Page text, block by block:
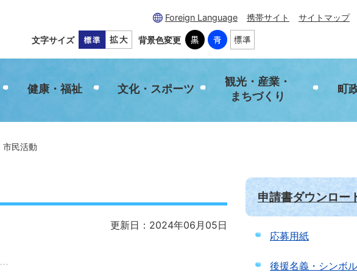
Foreign Language 携帯サイト サイトマップ
文字サイズ 背景色変更
健康・福祉 文化・スポーツ
観光・産業・
まちづくり
町
市民活動
更新日：2024年06月05日
申請書ダウンロー
応募用紙
後援名義・シンボ